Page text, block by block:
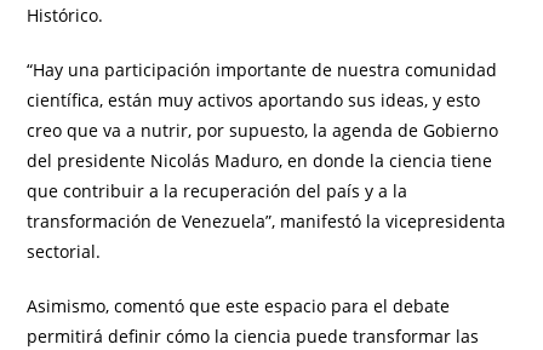
Histórico.
“Hay una participación importante de nuestra comunidad
científica, están muy activos aportando sus ideas, y esto
creo que va a nutrir, por supuesto, la agenda de Gobierno
del presidente Nicolás Maduro, en donde la ciencia tiene
que contribuir a la recuperación del país y a la
transformación de Venezuela”, manifestó la vicepresidenta
sectorial.
Asimismo, comentó que este espacio para el debate
permitirá definir cómo la ciencia puede transformar las